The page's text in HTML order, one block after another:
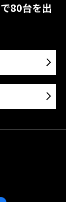
80台を出